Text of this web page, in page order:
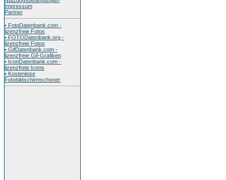
Impressum
Partner
• FotoDatenbank.com -
lizenzfreie Fotos
• FOTODatenbank.org -
lizenzfreie Fotos
• GifDatenbank.com -
lizenzfreie Gif-Grafiken
• IconDatenbank.com -
lizenzfreie Icons
• Kostenlose
Fotobildschirmschoner